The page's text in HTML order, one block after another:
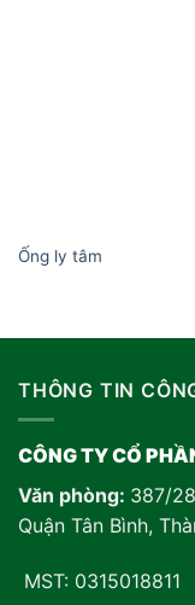
Ống ly tâm
THÔNG TIN
CÔNG TY CỔ
Văn phòng: 387/
Quận Tân Bình,
MST: 0315018811